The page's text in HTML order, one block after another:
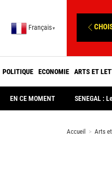
Français ▼
POLITIQUE ECONOMIE ARTS ET
EN CE MOMENT SENEGAL :
Accueil > Arts